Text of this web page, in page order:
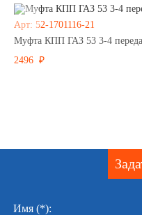
Арт: 52-1701116-21
Муфта КПП ГАЗ 53 3-4
2496 ₽
Имя (*):